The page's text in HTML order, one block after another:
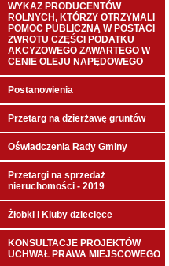
WYKAZ PRODUCENTÓW
ROLNYCH, KTÓRZY OTRZYMALI
POMOC PUBLICZNĄ W POSTACI
ZWROTU CZĘŚCI PODATKU
AKCYZOWEGO ZAWARTEGO W
CENIE OLEJU NAPĘDOWEGO
Postanowienia
Przetarg na dzierżawę gruntów
Oświadczenia Rady Gminy
Przetargi na sprzedaż
nieruchomości - 2019
Żłobki i Kluby dziecięce
KONSULTACJE PROJEKTÓW
UCHWAŁ PRAWA MIEJSCOWEGO